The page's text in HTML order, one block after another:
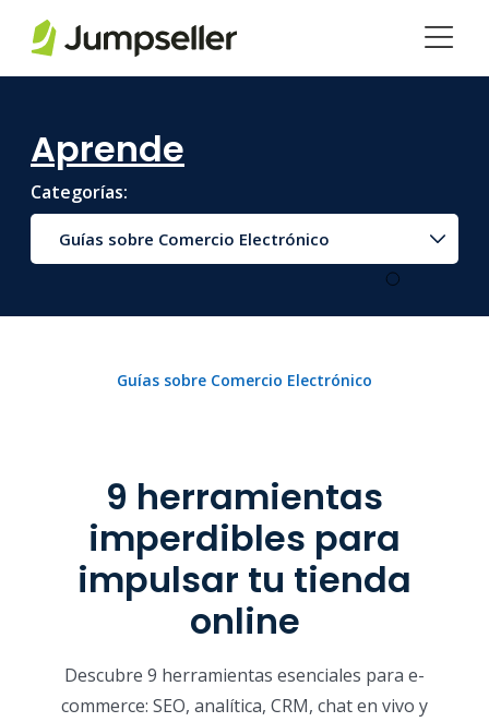
Aprende
Categorías:
Guías sobre Comercio Electrónico
Guías sobre Comercio Electrónico
9 herramientas
imperdibles para
impulsar tu tienda
online
Descubre 9 herramientas esenciales para e-
commerce: SEO, analítica, CRM, chat en vivo y